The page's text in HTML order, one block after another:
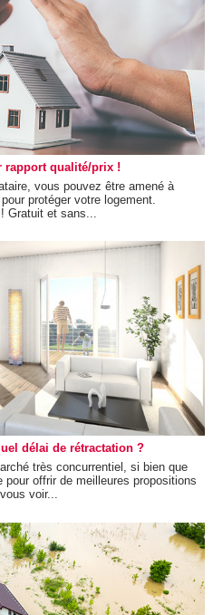
rapport qualité/prix !
vous pouvez être amené à
protéger votre logement.
Gratuit et sans...
délai de rétractation ?
très concurrentiel, si bien que
offrir de meilleures propositions
voir...